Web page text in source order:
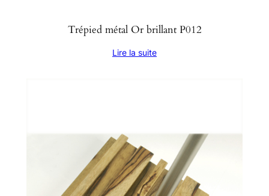
Trépied métal Or brillant P012
Lire la suite